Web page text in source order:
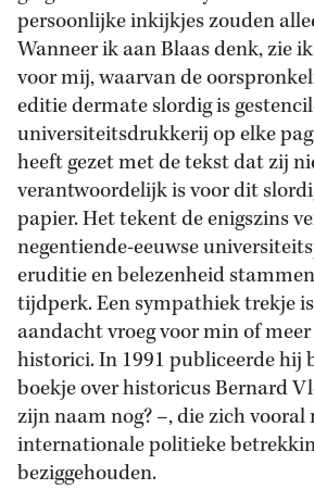
persoonlijke inkijkjes zouden
Wanneer ik aan Blaas denk, zie
voor mij, waarvan de
editie dermate slordig is
universiteitsdrukkerij op elke
heeft gezet met de tekst dat zij
verantwoordelijk is voor dit
papier. Het tekent de enigszins
negentiende-eeuwse
eruditie en belezenheid
tijdperk. Een sympathiek trekje
aandacht vroeg voor min of meer
historici. In 1991 publiceerde hij
boekje over historicus Bernard
zijn naam nog? –, die zich vooral
internationale politieke
beziggehouden.